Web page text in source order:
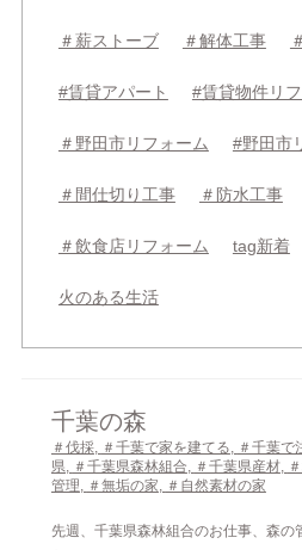
＃薪ストーブ ＃解体工事
#賃貸アパート #賃貸物件リ
＃野田市リフォーム #野田市
＃間仕切り工事 ＃防水工事
＃飲食店リフォーム tag新着
火のある生活
千葉の森
＃伐採, ＃千葉で家を建てる, ＃千葉で
県, ＃千葉県森林組合, ＃千葉県産材,
管理, ＃無垢の家, ＃自然素材の家
先週、千葉県森林組合のお仕事、森の